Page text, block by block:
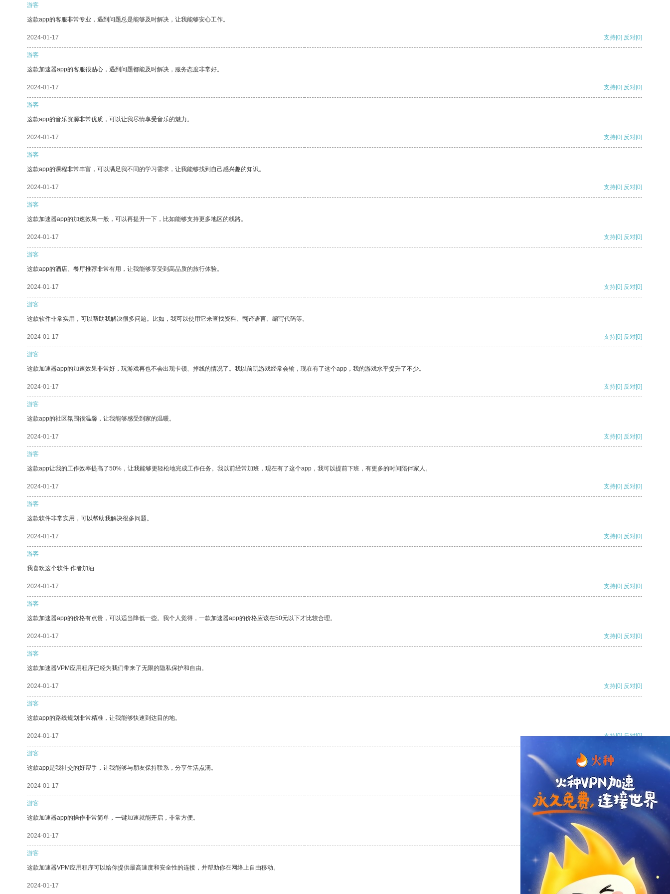
游客
这款app的客服非常专业，遇到问题总是能够及时解决，让我能够安心工作。
2024-01-17 支持[0] 反对[0]
游客
这款加速器app的客服很贴心，遇到问题都能及时解决，服务态度非常好。
2024-01-17 支持[0] 反对[0]
游客
这款app的音乐资源非常优质，可以让我尽情享受音乐的魅力。
2024-01-17 支持[0] 反对[0]
游客
这款app的课程非常丰富，可以满足我不同的学习需求，让我能够找到自己感兴趣的知识。
2024-01-17 支持[0] 反对[0]
游客
这款加速器app的加速效果一般，可以再提升一下，比如能够支持更多地区的线路。
2024-01-17 支持[0] 反对[0]
游客
这款app的酒店、餐厅推荐非常有用，让我能够享受到高品质的旅行体验。
2024-01-17 支持[0] 反对[0]
游客
这款软件非常实用，可以帮助我解决很多问题。比如，我可以使用它来查找资料、翻译语言、编写代码等。
2024-01-17 支持[0] 反对[0]
游客
这款加速器app的加速效果非常好，玩游戏再也不会出现卡顿、掉线的情况了。我以前玩游戏经常会输，现在有了这个app，我的游戏水平提升了不少。
2024-01-17 支持[0] 反对[0]
游客
这款app的社区氛围很温馨，让我能够感受到家的温暖。
2024-01-17 支持[0] 反对[0]
游客
这款app让我的工作效率提高了50%，让我能够更轻松地完成工作任务。我以前经常加班，现在有了这个app，我可以提前下班，有更多的时间陪伴家人。
2024-01-17 支持[0] 反对[0]
游客
这款软件非常实用，可以帮助我解决很多问题。
2024-01-17 支持[0] 反对[0]
游客
我喜欢这个软件 作者加油
2024-01-17 支持[0] 反对[0]
游客
这款加速器app的价格有点贵，可以适当降低一些。我个人觉得，一款加速器app的价格应该在50元以下才比较合理。
2024-01-17 支持[0] 反对[0]
游客
这款加速器VPM应用程序已经为我们带来了无限的隐私保护和自由。
2024-01-17 支持[0] 反对[0]
游客
这款app的路线规划非常精准，让我能够快速到达目的地。
2024-01-17 支持[0] 反对[0]
游客
这款app是我社交的好帮手，让我能够与朋友保持联系，分享生活点滴。
2024-01-17 支持[0] 反对
游客
这款加速器app的操作非常简单，一键加速就能开启，非常方便。
2024-01-17 支持
游客
这款加速器VPM应用程序可以给你提供最高速度和安全性的连接，并帮助你在网络上自由移动。
2024-01-17 支持 反对 [0]